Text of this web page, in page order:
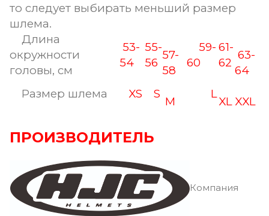
то следует выбирать меньший размер
шлема.
Длина
окружности
головы, см
53-
54
55-
56
57-
58
59-
60
61-
62
63-
64
Размер шлема
XS S
M
L
XL XXL
ПРОИЗВОДИТЕЛЬ
Компания